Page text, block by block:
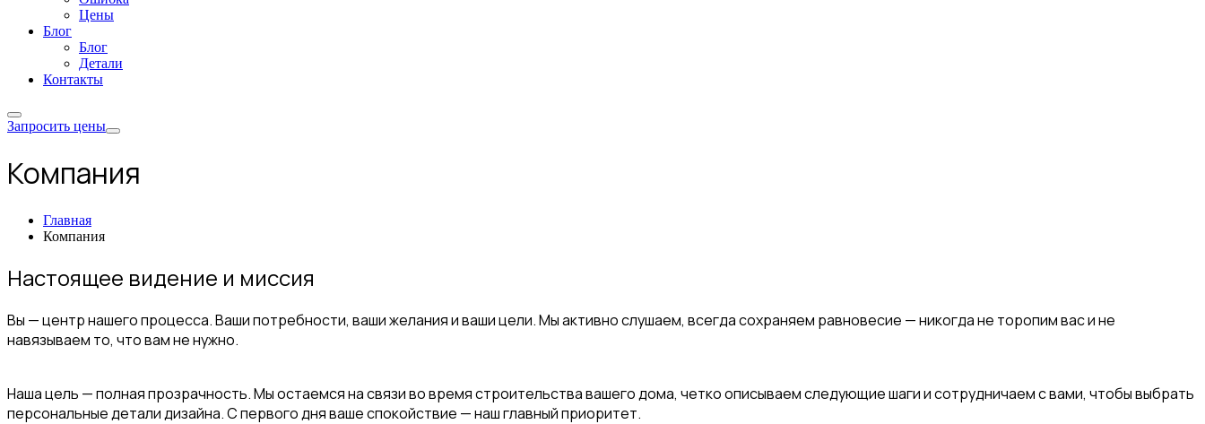
Цены
Блог
Блог
Детали
Контакты
Запросить цены
Компания
Главная
Компания
Настоящее видение и миссия
Вы — центр нашего процесса. Ваши потребности, ваши желания и ваши цели. Мы активно слушаем, всегда сохраняем равновесие — никогда не торопим вас и не
навязываем то, что вам не нужно.
Наша цель — полная прозрачность. Мы остаемся на связи во время строительства вашего дома, четко описываем следующие шаги и сотрудничаем с вами, чтобы выбрать
персональные детали дизайна. С первого дня ваше спокойствие — наш главный приоритет.